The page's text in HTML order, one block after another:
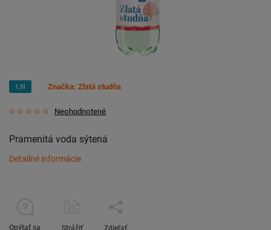
1,5l
Neohodnotené
Značka: Zlatá studňa
Pramenitá voda sýtená
Detailné informácie
Opýtať sa Strážiť Zdieľať